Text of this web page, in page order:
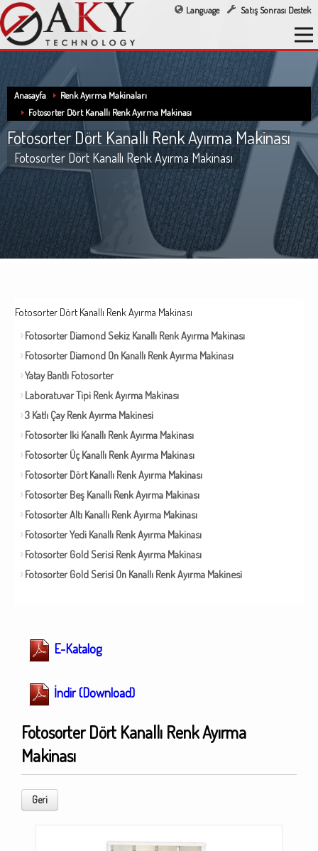
Language Satış Sonrası Destek
Anasayfa
Renk Ayırma Makinaları
Fotosorter Dört Kanallı Renk Ayırma Makinası
Fotosorter Dört Kanallı Renk Ayırma Makinası
Fotosorter Dört Kanallı Renk Ayırma Makinası
Fotosorter Dört Kanallı Renk Ayırma Makinası
Fotosorter Diamond Sekiz Kanallı Renk Ayırma Makinası
Fotosorter Diamond On Kanallı Renk Ayırma Makinası
Yatay Bantlı Fotosorter
Laboratuvar Tipi Renk Ayırma Makinası
3 Katlı Çay Renk Ayırma Makinesi
Fotosorter Iki Kanallı Renk Ayırma Makinası
Fotosorter Üç Kanallı Renk Ayırma Makinası
Fotosorter Dört Kanallı Renk Ayırma Makinası
Fotosorter Beş Kanallı Renk Ayırma Makinası
Fotosorter Altı Kanallı Renk Ayırma Makinası
Fotosorter Yedi Kanallı Renk Ayırma Makinası
Fotosorter Gold Serisi Renk Ayırma Makinası
Fotosorter Gold Serisi On Kanallı Renk Ayırma Makinesi
E-Katalog
İndir (Download)
Fotosorter Dört Kanallı Renk Ayırma
Makinası
Geri